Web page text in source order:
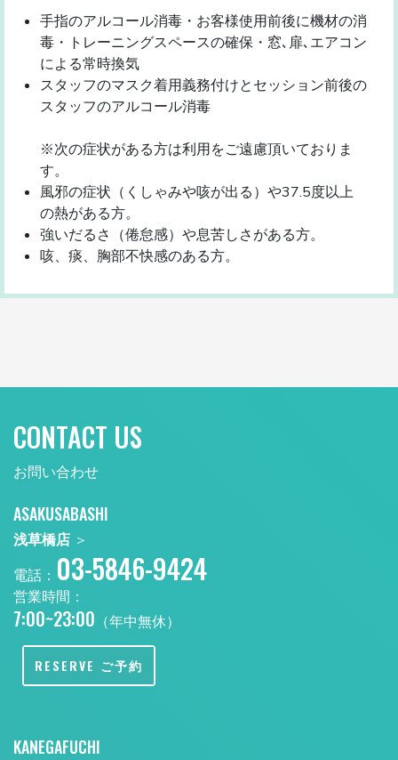
手指のアルコール消毒・お客様使用前後に機材の消
毒・トレーニングスペースの確保・窓､扉､エアコン
による常時換気
スタッフのマスク着用義務付けとセッション前後の
スタッフのアルコール消毒
※次の症状がある方は利用をご遠慮頂いておりま
す。
風邪の症状（くしゃみや咳が出る）や37.5度以上
の熱がある方。
強いだるさ（倦怠感）や息苦しさがある方。
咳、痰、胸部不快感のある方。
CONTACT US
お問い合わせ
ASAKUSABASHI
浅草橋店 ＞
電話： 03-5846-9424
営業時間：
7:00~23:00 （年中無休）
RESERVE ご予約
KANEGAFUCHI